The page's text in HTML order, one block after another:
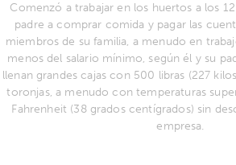
Comenzó a trabajar en los huertos a los
padre a comprar comida y pagar las
miembros de su familia, a menudo en
menos del salario mínimo, según él y su
llenan grandes cajas con 500 libras (227
toronjas, a menudo con temperaturas
Fahrenheit (38 grados centígrados) sin
empresa.